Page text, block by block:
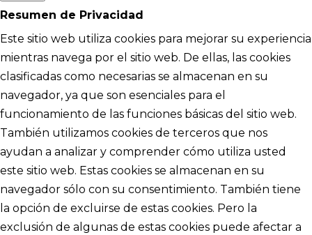
Resumen de Privacidad
Este sitio web utiliza cookies para mejorar su experiencia
mientras navega por el sitio web. De ellas, las cookies
clasificadas como necesarias se almacenan en su
navegador, ya que son esenciales para el
funcionamiento de las funciones básicas del sitio web.
También utilizamos cookies de terceros que nos
ayudan a analizar y comprender cómo utiliza usted
este sitio web. Estas cookies se almacenan en su
navegador sólo con su consentimiento. También tiene
la opción de excluirse de estas cookies. Pero la
exclusión de algunas de estas cookies puede afectar a